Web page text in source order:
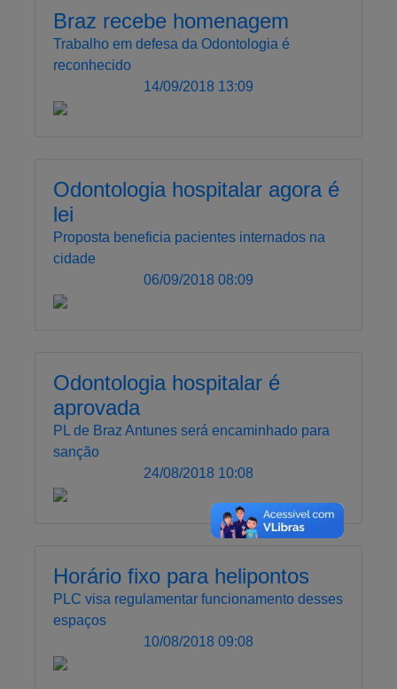
Braz recebe homenagem
Trabalho em defesa da Odontologia é
reconhecido
14/09/2018 13:09
Odontologia hospitalar agora é
lei
Proposta beneficia pacientes internados na
cidade
06/09/2018 08:09
Odontologia hospitalar é
aprovada
PL de Braz Antunes será encaminhado para
sanção
24/08/2018 10:08
Horário fixo para helipontos
PLC visa regulamentar funcionamento desses
espaços
10/08/2018 09:08